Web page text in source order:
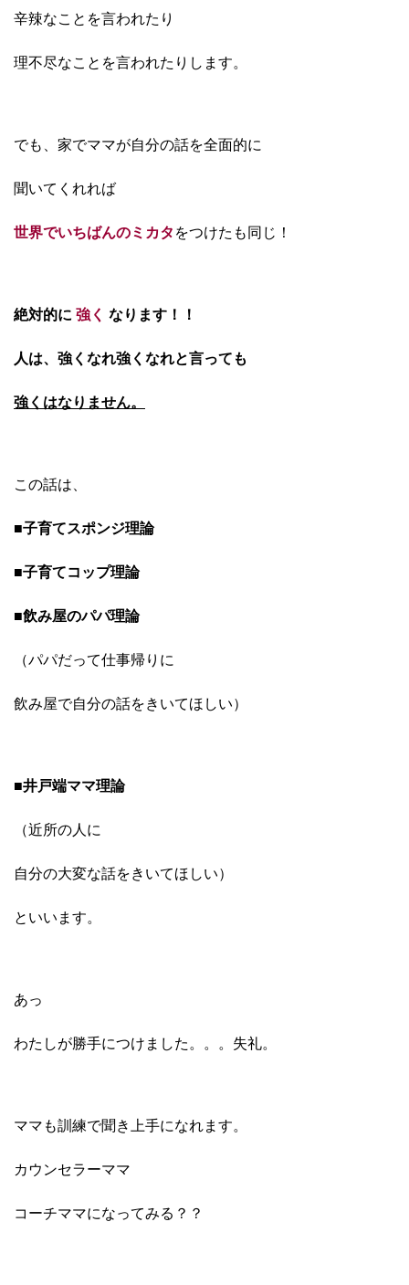
辛辣なことを言われたり
理不尽なことを言われたりします。
でも、家でママが自分の話を全面的に
聞いてくれれば
世界でいちばんのミカタ をつけたも同じ！
絶対的に 強く なります！！
人は、強くなれ強くなれと言っても
強くはなりません。
この話は、
■子育てスポンジ理論
■子育てコップ理論
■飲み屋のパパ理論
（パパだって仕事帰りに
飲み屋で自分の話をきいてほしい）
■井戸端ママ理論
（近所の人に
自分の大変な話をきいてほしい）
といいます。
あっ
わたしが勝手につけました。。。失礼。
ママも訓練で聞き上手になれます。
カウンセラーママ
コーチママになってみる？？